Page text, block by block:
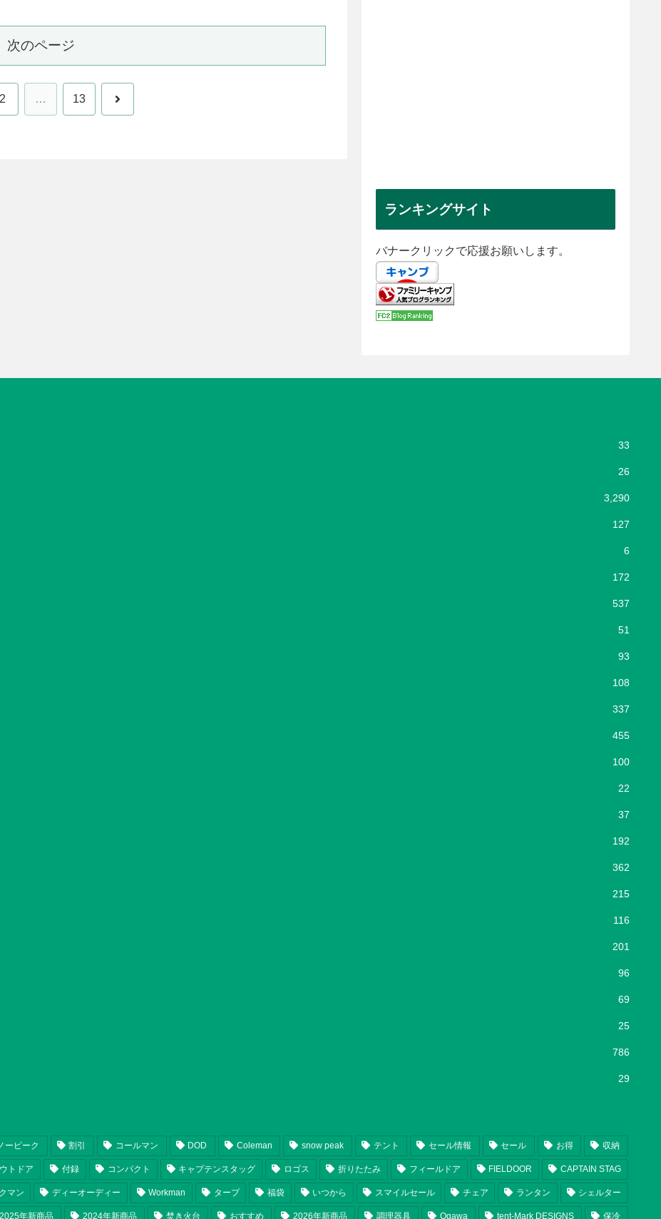
次のページ
2 … 13 次
ランキングサイト
バナークリックで応援お願いします。
33
26
3,290
127
6
172
537
51
93
108
337
455
100
22
37
192
362
215
116
201
96
69
25
786
29
ーピーク 割引 コールマン DOD Coleman snow peak テント セール情報 セール お得 収納
トドア 付録 コンパクト キャプテンスタッグ ロゴス 折りたたみ フィールドア FIELDOOR CAPTAIN STAG
マン ディーオーディー Workman タープ 福袋 いつから スマイルセール チェア ランタン シェルター
2025年新商品 2024年新商品 焚き火台 おすすめ 2026年新商品 調理器具 Ogawa tent-Mark DESIGNS 保冷